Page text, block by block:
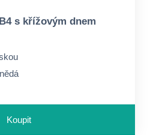
s křížovým dnem
Koupit